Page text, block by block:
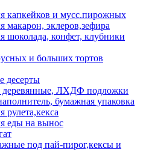
капкейков и мусс.пирожных
макарон, эклеров,зефира
шоколада, конфет, клубники
и больших тортов
десерты
деревянные, ЛХДФ подложки
бумажная упаковка
рулета,кекса
еды на вынос
под пай-пирог,кексы и